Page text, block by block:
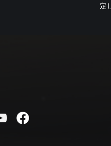
定